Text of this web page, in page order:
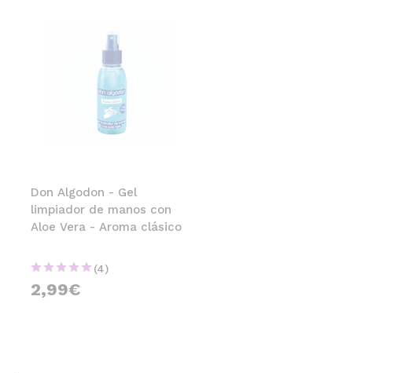
Don Algodon - Gel
limpiador de manos con
Aloe Vera - Aroma clásico
(4)
2,99€